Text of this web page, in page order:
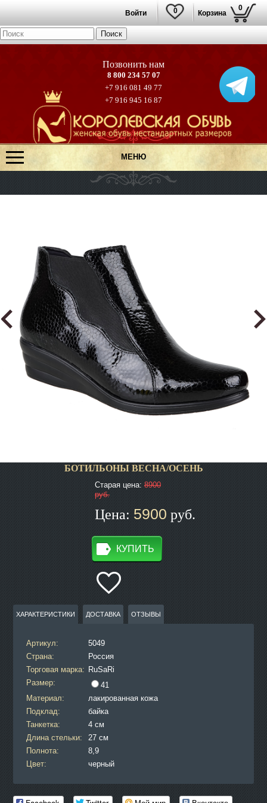
Корзина
0
0
Войти
8 800 234 57 07
+7 916 081 49 77
+7 916 945 16 87
МЕНЮ
БОТИЛЬОНЫ ВЕСНА/ОСЕНЬ
Старая цена: 8900
руб.
Цена: 5900 руб.
КУПИТЬ
ХАРАКТЕРИСТИКИ ДОСТАВКА ОТЗЫВЫ
Артикул:
5049
Страна:
Россия
Торговая марка: RuSaRi
Размер:
41
Материал:
лакированная кожа
Подклад:
байка
Танкетка:
4 см
Длина стельки:
27 см
Полнота:
8,9
Цвет:
черный